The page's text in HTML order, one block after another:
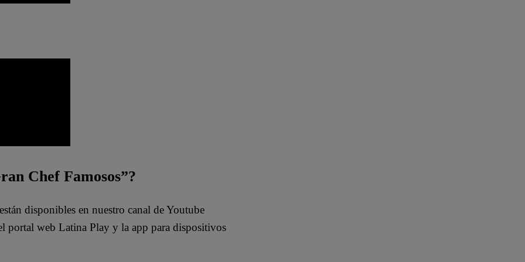
Chef Famosos”?
disponibles en nuestro canal de Youtube
portal web Latina Play y la app para dispositivos